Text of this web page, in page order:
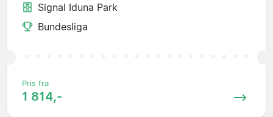
Signal Iduna Park
Bundesliga
Pris fra
1 814,-